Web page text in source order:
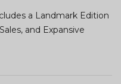
a Landmark Edition
and Expansive